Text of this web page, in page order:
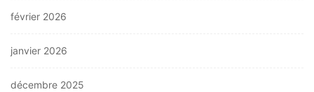
février 2026
janvier 2026
décembre 2025